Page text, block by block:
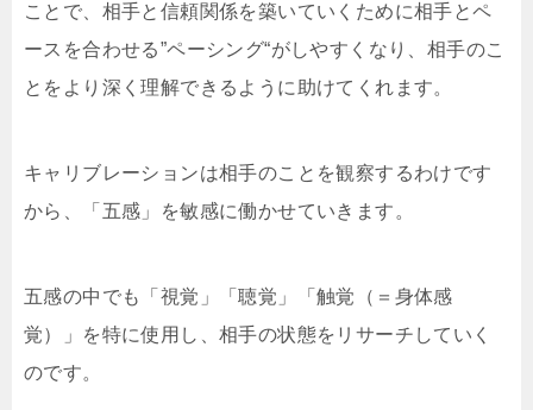
ことで、相手と信頼関係を築いていくために相手とペ
ースを合わせる”ペーシング“がしやすくなり、相手のこ
とをより深く理解できるように助けてくれます。
キャリブレーションは相手のことを観察するわけです
から、「五感」を敏感に働かせていきます。
五感の中でも「視覚」「聴覚」「触覚（＝身体感
覚）」を特に使用し、相手の状態をリサーチしていく
のです。